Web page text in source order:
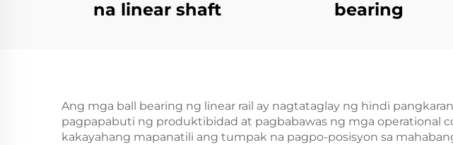
na linear shaft
bearing
Ang mga ball bearing ng linear rail ay nagtataglay ng hindi
pagpapabuti ng produktibidad at pagbabawas ng mga operational
kakayahang mapanatili ang tumpak na pagpo-posisyon sa